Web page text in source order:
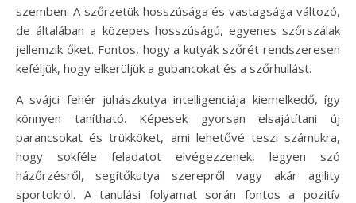
szemben. A szőrzetük hosszúsága és vastagsága változó,
de általában a közepes hosszúságú, egyenes szőrszálak
jellemzik őket. Fontos, hogy a kutyák szőrét rendszeresen
keféljük, hogy elkerüljük a gubancokat és a szőrhullást.
A svájci fehér juhászkutya intelligenciája kiemelkedő, így
könnyen tanítható. Képesek gyorsan elsajátítani új
parancsokat és trükköket, ami lehetővé teszi számukra,
hogy sokféle feladatot elvégezzenek, legyen szó
házőrzésről, segítőkutya szerepről vagy akár agility
sportokról. A tanulási folyamat során fontos a pozitív